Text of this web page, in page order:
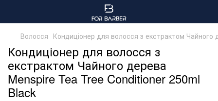
Волосся Кондиціонер для волосся з екстрактом
Кондиціонер для волосся з
екстрактом Чайного дерева
Menspire Tea Tree Conditioner 250ml
Black